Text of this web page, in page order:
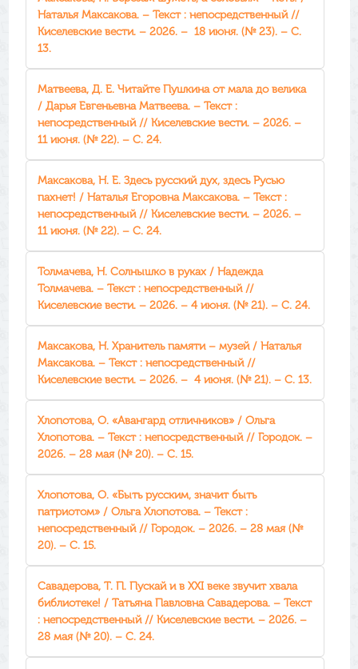
Наталья Максакова. – Текст : непосредственный //
Киселевские вести. – 2026. – 18 июня. (№ 23). – С.
13.
Матвеева, Д. Е. Читайте Пушкина от мала до велика
/ Дарья Евгеньевна Матвеева. – Текст :
непосредственный // Киселевские вести. – 2026. –
11 июня. (№ 22). – С. 24.
Максакова, Н. Е. Здесь русский дух, здесь Русью
пахнет! / Наталья Егоровна Максакова. – Текст :
непосредственный // Киселевские вести. – 2026. –
11 июня. (№ 22). – С. 24.
Толмачева, Н. Солнышко в руках / Надежда
Толмачева. – Текст : непосредственный //
Киселевские вести. – 2026. – 4 июня. (№ 21). – С. 24.
Максакова, Н. Хранитель памяти – музей / Наталья
Максакова. – Текст : непосредственный //
Киселевские вести. – 2026. – 4 июня. (№ 21). – С. 13.
Хлопотова, О. «Авангард отличников» / Ольга
Хлопотова. – Текст : непосредственный // Городок. –
2026. – 28 мая (№ 20). – С. 15.
Хлопотова, О. «Быть русским, значит быть
патриотом» / Ольга Хлопотова. – Текст :
непосредственный // Городок. – 2026. – 28 мая (№
20). – С. 15.
Савадерова, Т. П. Пускай и в XXI веке звучит хвала
библиотеке! / Татьяна Павловна Савадерова. – Текст
: непосредственный // Киселевские вести. – 2026. –
28 мая (№ 20). – С. 24.